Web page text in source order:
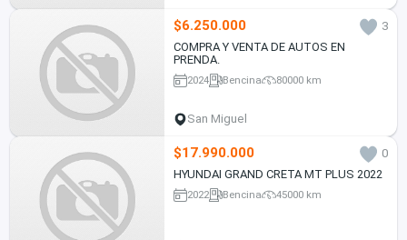
$6.250.000
3
COMPRA Y VENTA DE AUTOS EN
PRENDA.
2024 Bencina 80000 km
San Miguel
$17.990.000
0
HYUNDAI GRAND CRETA MT PLUS 2022
2022 Bencina 45000 km